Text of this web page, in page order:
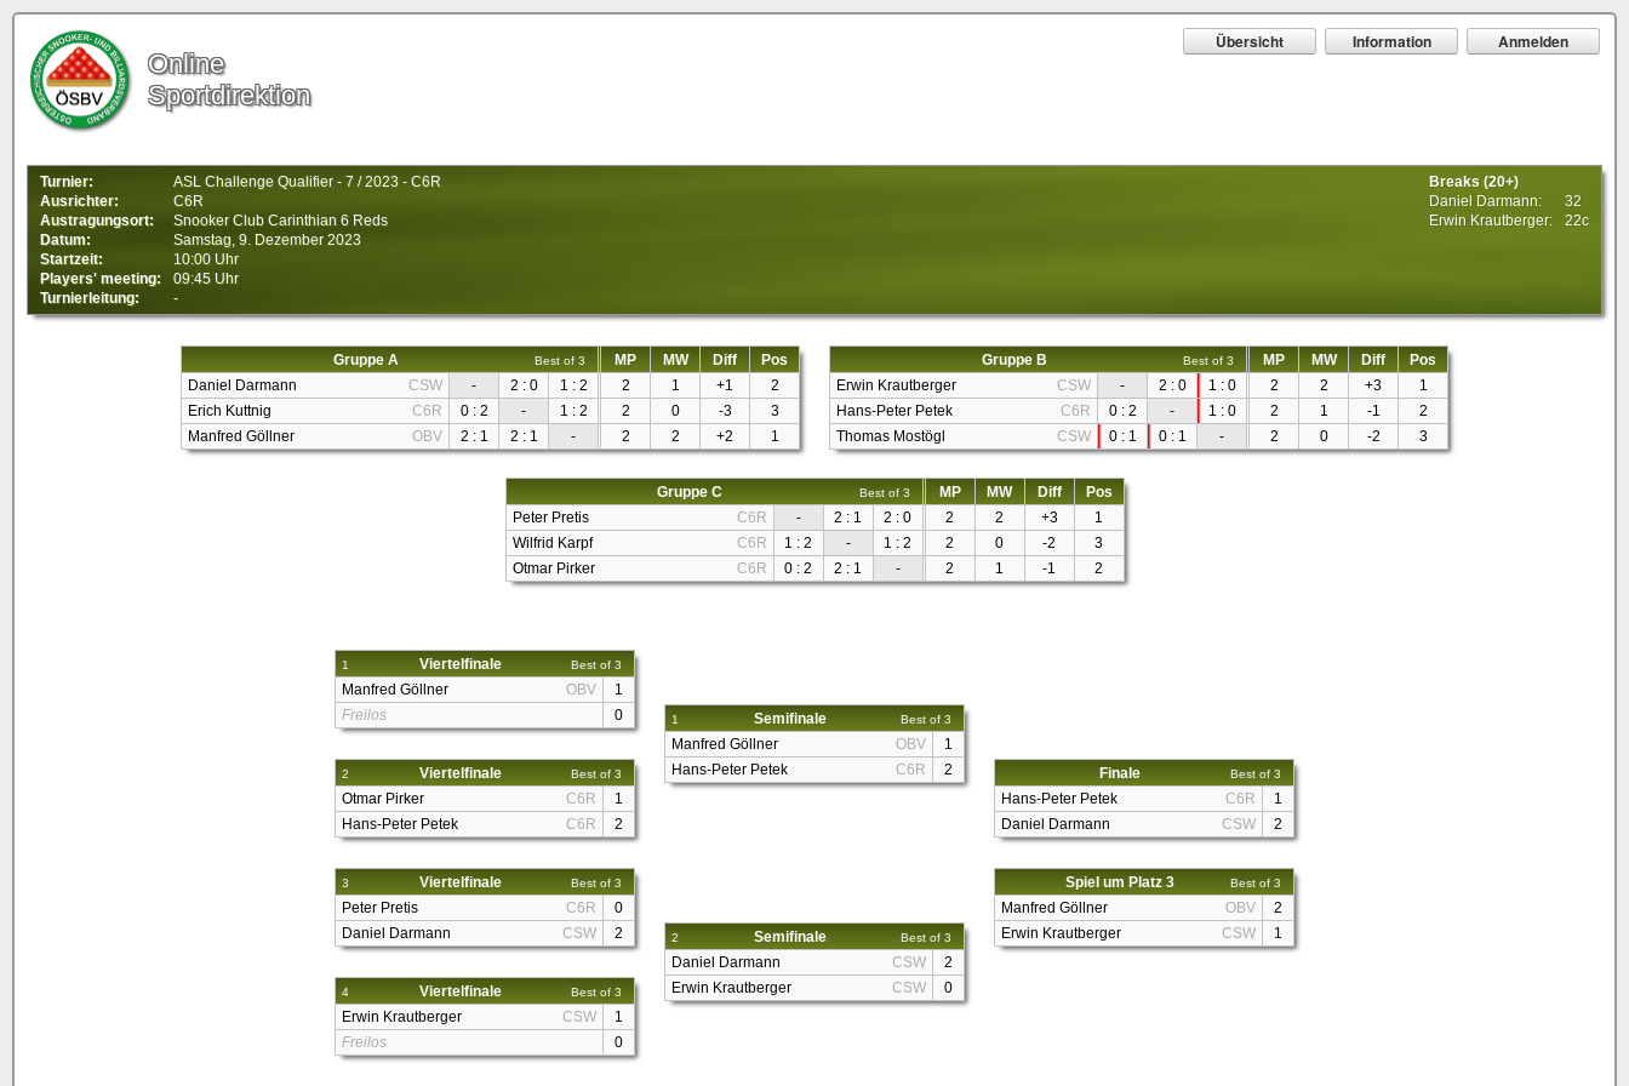
Online
Sportdirektion
Übersicht Information Anmelden
Turnier:
ASL Challenge Qualifier - 7 / 2023 - C6R
Ausrichter:
C6R
Austragungsort:
Snooker Club Carinthian 6 Reds
Datum:
Samstag, 9. Dezember 2023
Startzeit:
10:00 Uhr
Players' meeting:
09:45 Uhr
Turnierleitung:
-
Breaks (20+)
Daniel Darmann:
32
Erwin Krautberger:
22c
Gruppe A Best of 3 MP MW Diff
Pos
Daniel Darmann
CSW - 2 : 0 1 : 2 2 1 +1
2
Erich Kuttnig
C6R 0 : 2 - 1 : 2 2 0 -3
3
Manfred Göllner
OBV 2 : 1 2 : 1 - 2 2 +2 1
Gruppe B Best of 3 MP MW Diff
Pos
Erwin Krautberger
CSW - 2 : 0 1 : 0 2 2 +3
1
Hans-Peter Petek
C6R 0 : 2 - 1 : 0 2 1 -1
2
Thomas Mostögl
CSW 0 : 1 0 : 1 - 2 0 -2 3
Gruppe C Best of 3 MP MW Diff
Pos
Peter Pretis
C6R - 2 : 1 2 : 0 2 2 +3
1
Wilfrid Karpf
C6R 1 : 2 - 1 : 2 2 0 -2
3
Otmar Pirker
C6R 0 : 2 2 : 1 - 2 1 -1 2
1 Viertelfinale Best of 3
Manfred Göllner OBV
1
Freilos
0
2 Viertelfinale Best of 3
Otmar Pirker C6R
1
Hans-Peter Petek
C6R 2
3 Viertelfinale Best of 3
Peter Pretis C6R
0
Daniel Darmann
CSW 2
4 Viertelfinale Best of 3
Erwin Krautberger CSW
1
Freilos
0
1 Semifinale Best of 3
Manfred Göllner OBV
1
Hans-Peter Petek
C6R 2
2 Semifinale Best of 3
Daniel Darmann CSW
2
Erwin Krautberger
CSW 0
Finale Best of 3
Hans-Peter Petek C6R
1
Daniel Darmann
CSW 2
Spiel um Platz 3 Best of 3
Manfred Göllner OBV
2
Erwin Krautberger
CSW 1